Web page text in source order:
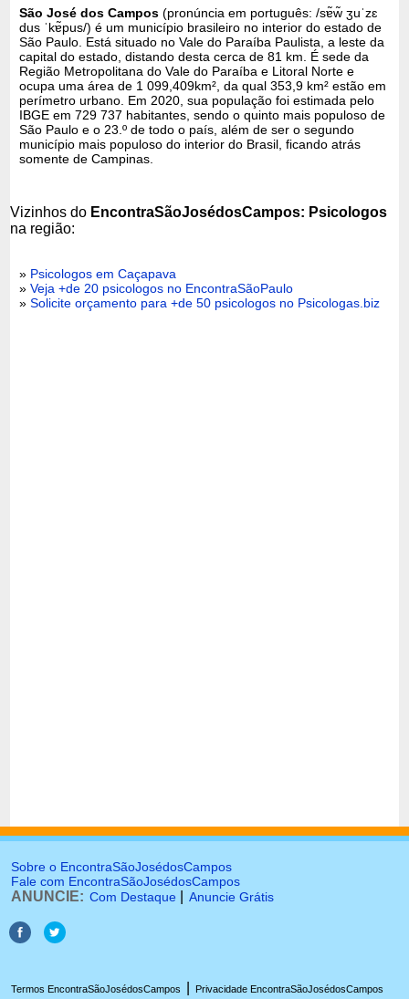
São José dos Campos (pronúncia em português: /sɐ̃w̃ ʒuˈzɛ
dus ˈkɐ̃pus/) é um município brasileiro no interior do estado de
São Paulo. Está situado no Vale do Paraíba Paulista, a leste da
capital do estado, distando desta cerca de 81 km. É sede da
Região Metropolitana do Vale do Paraíba e Litoral Norte e
ocupa uma área de 1 099,409km², da qual 353,9 km² estão em
perímetro urbano. Em 2020, sua população foi estimada pelo
IBGE em 729 737 habitantes, sendo o quinto mais populoso de
São Paulo e o 23.º de todo o país, além de ser o segundo
município mais populoso do interior do Brasil, ficando atrás
somente de Campinas.
Vizinhos do EncontraSãoJosédosCampos: Psicologos
na região:
» Psicologos em Caçapava
»Veja +de 20 psicologos no EncontraSãoPaulo
»Solicite orçamento para +de 50 psicologos no Psicologas.biz
Sobre o EncontraSãoJosédosCampos
Fale com EncontraSãoJosédosCampos
ANUNCIE: Com Destaque Anuncie Grátis
Termos EncontraSãoJosédosCampos Privacidade EncontraSãoJosédosCampos